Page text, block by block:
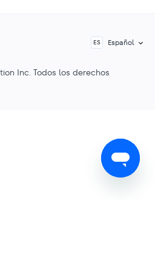
ES Español
Inc. Todos los derechos